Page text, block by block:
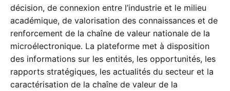
décision, de connexion entre l’industrie et le milieu
académique, de valorisation des connaissances et de
renforcement de la chaîne de valeur nationale de la
microélectronique. La plateforme met à disposition
des informations sur les entités, les opportunités, les
rapports stratégiques, les actualités du secteur et la
caractérisation de la chaîne de valeur de la